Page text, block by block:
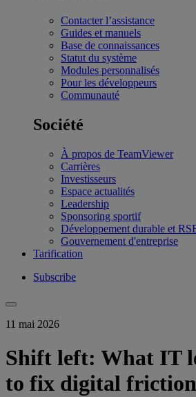
Contacter l’assistance
Guides et manuels
Base de connaissances
Statut du système
Modules personnalisés
Pour les développeurs
Communauté
Société
À propos de TeamViewer
Carrières
Investisseurs
Espace actualités
Leadership
Sponsoring sportif
Développement durable et
Gouvernement d'entreprise
Tarification
Subscribe
11 mai 2026
Shift left: What IT
to fix digital friction